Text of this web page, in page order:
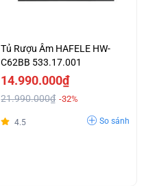
Tủ Rượu Âm HAFELE HW-
C62BB 533.17.001
14.990.000₫
21.990.000₫ -32%
4.5 So sánh